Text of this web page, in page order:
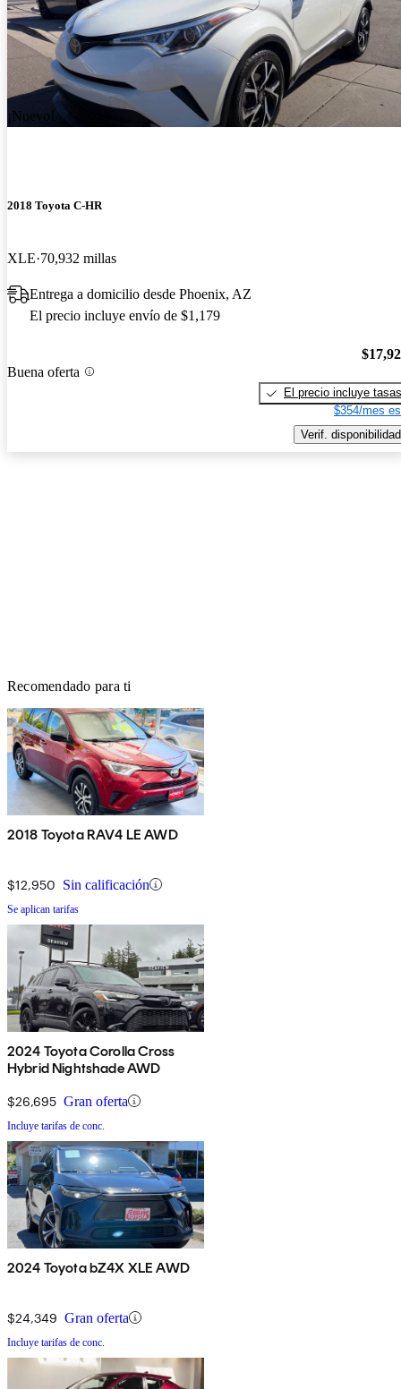
¡Nuevo!
2018 Toyota C-HR
XLE 70,932 millas
Entrega a domicilio desde Phoenix, AZ
El precio incluye envío de $1,179
Buena oferta
El precio incluye tasas
$354/mes
Verif. disponibilidad
Recomendado para ti
2018 Toyota RAV4 LE AWD
$12,950 Sin calificación
Se aplican tarifas
2024 Toyota Corolla Cross
Hybrid Nightshade AWD
$26,695 Gran oferta
Incluye tarifas de conc.
2024 Toyota bZ4X XLE AWD
$24,349 Gran oferta
Incluye tarifas de conc.